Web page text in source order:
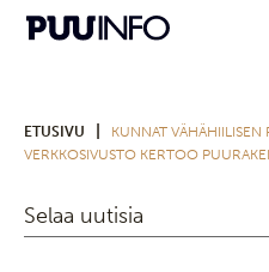
ETUSIVU
KUNNAT VÄHÄHIILISEN
VERKKOSIVUSTO KERTOO
Selaa uutisia